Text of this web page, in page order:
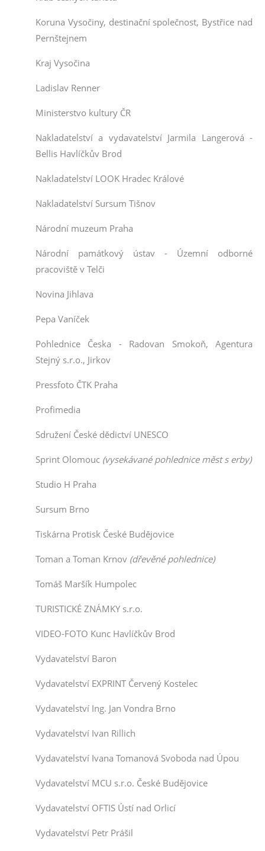
Koruna Vysočiny, destinační společnost, Bystřice nad
Pernštejnem
Kraj Vysočina
Ladislav Renner
Ministerstvo kultury ČR
Nakladatelství a vydavatelství Jarmila Langerová -
Bellis Havlíčkův Brod
Nakladatelství LOOK Hradec Králové
Nakladatelství Sursum Tišnov
Národní muzeum Praha
Národní památkový ústav - Územní odborné
pracoviště v Telči
Novina Jihlava
Pepa Vaníček
Pohlednice Česka - Radovan Smokoň, Agentura
Stejný s.r.o., Jirkov
Pressfoto ČTK Praha
Profimedia
Sdružení České dědictví UNESCO
Sprint Olomouc (vysekávané pohlednice měst s erby)
Studio H Praha
Sursum Brno
Tiskárna Protisk České Budějovice
Toman a Toman Krnov (dřevěné pohlednice)
Tomáš Maršík Humpolec
TURISTICKÉ ZNÁMKY s.r.o.
VIDEO-FOTO Kunc Havlíčkův Brod
Vydavatelství Baron
Vydavatelství EXPRINT Červený Kostelec
Vydavatelství Ing. Jan Vondra Brno
Vydavatelství Ivan Rillich
Vydavatelství Ivana Tomanová Svoboda nad Úpou
Vydavatelství MCU s.r.o. České Budějovice
Vydavatelství OFTIS Ústí nad Orlicí
Vydavatelství Petr Prášil